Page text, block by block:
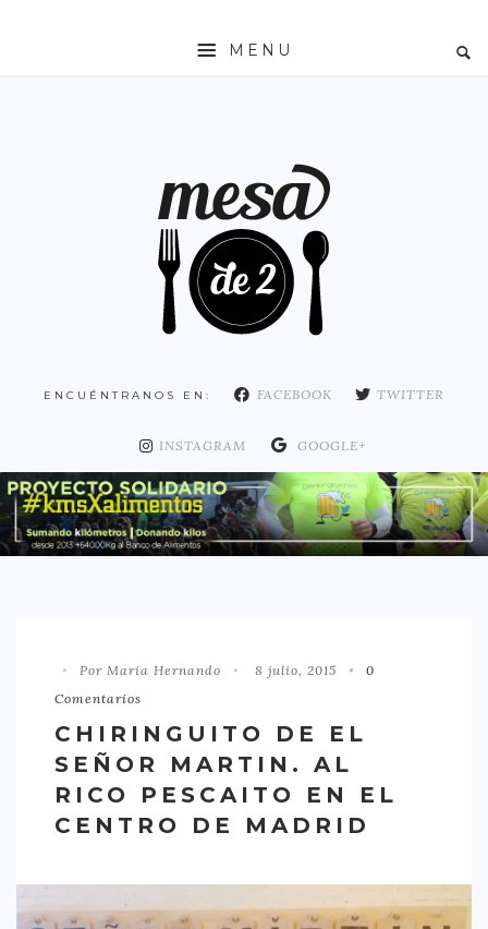
MENU
COMUNIDAD DE MADRID
DISTRITO ARGANZUELA
DISTRITO CHAMARTÍN
DISTRITO CHAMBERÍ
DISTRITO HORTALEZA
DISTRITO RETIRO
OTROS
TIPO DE COMIDA
ASIÁTICA
ENCUÉNTRANOS EN: FACEBOOK TWITTER
INSTAGRAM GOOGLE+
Por Maria Hernando 8 julio, 2015
0
Comentarios
CHIRINGUITO DE EL
SEÑOR MARTIN. AL
RICO PESCAITO EN EL
CENTRO DE MADRID